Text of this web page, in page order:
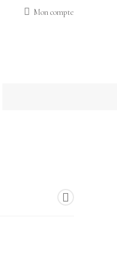
Mon compte